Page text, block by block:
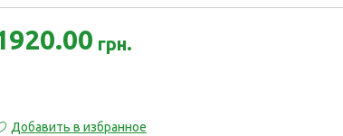
грн.
Добавить в избранное